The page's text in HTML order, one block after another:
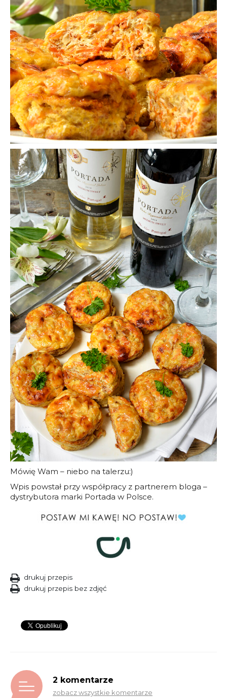
Mówię Wam – niebo na talerzu:)
Wpis powstał przy współpracy z partnerem bloga –
dystrybutora marki Portada w Polsce.
drukuj przepis
drukuj przepis bez zdjęć
2 komentarze
zobacz wszystkie komentarze